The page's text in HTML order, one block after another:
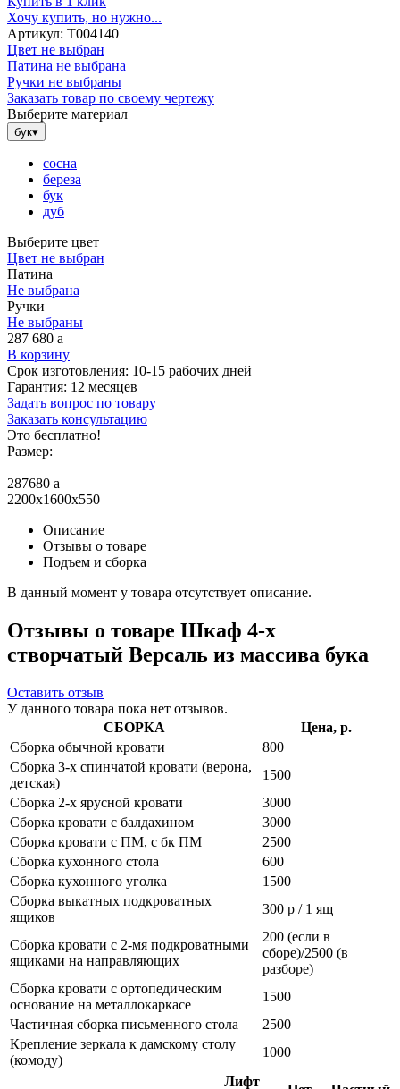
Хочу купить, но нужно...
Артикул: Т004140
Цвет не выбран
Патина не выбрана
Ручки не выбраны
Заказать товар по своему чертежу
Выберите материал
бук▾
сосна
береза
бук
дуб
Выберите цвет
Цвет не выбран
Патина
Не выбрана
Ручки
Не выбраны
287 680 a
В корзину
Срок изготовления: 10-15 рабочих дней
Гарантия: 12 месяцев
Задать вопрос по товару
Заказать консультацию
Это бесплатно!
Размер:
287680 a
2200x1600x550
Описание
Отзывы о товаре
Подъем и сборка
В данный момент у товара отсутствует описание.
Отзывы о товаре Шкаф 4-х
створчатый Версаль из массива бука
Оставить отзыв
У данного товара пока нет отзывов.
СБОРКА
Цена, р.
Сборка обычной кровати
800
Сборка 3-х спинчатой кровати (верона,
детская)
1500
Сборка 2-х ярусной кровати
3000
Сборка кровати с балдахином
3000
Сборка кровати с ПМ, с бк ПМ
2500
Сборка кухонного стола
600
Сборка кухонного уголка
1500
Сборка выкатных подкроватных
ящиков
300 р / 1 ящ
Сборка кровати с 2-мя подкроватными
ящиками на направляющих
200 (если в
сборе)/2500 (в
разборе)
Сборка кровати с ортопедическим
основание на металлокаркасе
1500
Частичная сборка письменного стола
2500
Крепление зеркала к дамскому столу
(комоду)
1000
Лифт